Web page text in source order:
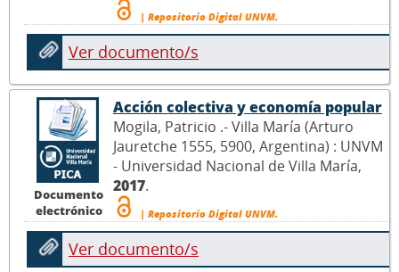
| Repositorio Digital UNVM.
Ver documento/s
Documento
electrónico
Acción colectiva y economía popular
Mogila, Patricio .- Villa María (Arturo
Jauretche 1555, 5900, Argentina) : UNVM
- Universidad Nacional de Villa María,
2017.
| Repositorio Digital UNVM.
Ver documento/s